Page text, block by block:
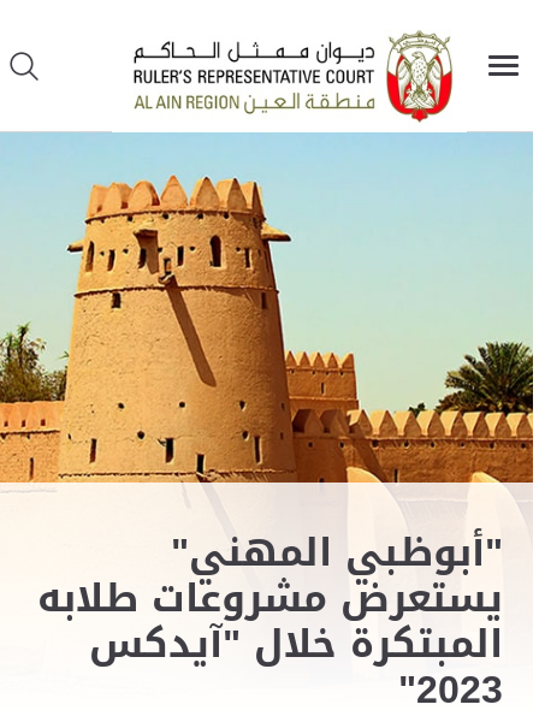
"أبوظبي المهني"
يستعرض مشروعات طلابه
المبتكرة خلال "آيدكس
2023"